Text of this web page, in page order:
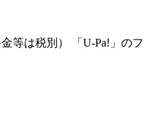
等は税別） 「U-Pa!」のフ